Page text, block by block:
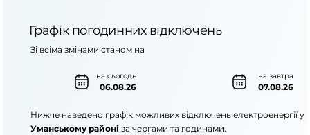
Графік погодинних відключень
на сьогодні
06.08.26
на завтра
07.08.26
Зі всіма змінами станом на
Нижче наведено графік можливих відключень електроенергії у
Уманському районі за чергами та годинами.